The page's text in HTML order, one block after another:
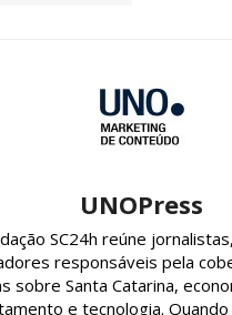
UNOPress
SC24h reúne
responsáveis pela
sobre Santa Catarina,
e tecnologia.